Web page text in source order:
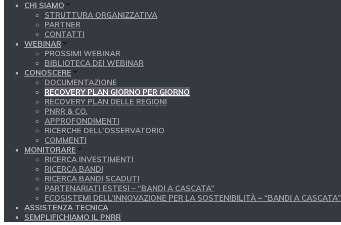
CHI SIAMO
STRUTTURA ORGANIZZATIVA
PARTNER
CONTATTI
WEBINAR
PROSSIMI WEBINAR
BIBLIOTECA DEI WEBINAR
CONOSCERE
DOCUMENTAZIONE
RECOVERY PLAN GIORNO PER GIORNO
RECOVERY PLAN DELLE REGIONI
PNRR & CO.
APPROFONDIMENTI
RICERCHE DELL’OSSERVATORIO
COMMENTI
MONITORARE
RICERCA INVESTIMENTI
RICERCA BANDI
RICERCA BANDI SCADUTI
PARTENARIATI ESTESI – “BANDI A CASCATA”
ECOSISTEMI DELL’INNOVAZIONE PER LA SOSTENIBILITÀ – “BANDI A CASCATA”
ASSISTENZA TECNICA
SEMPLIFICHIAMO IL PNRR